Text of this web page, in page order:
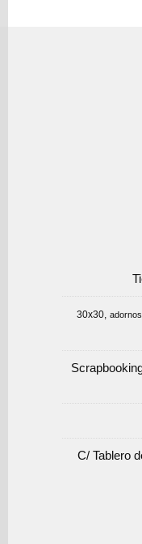
30x30 adornos
C/ Tablero